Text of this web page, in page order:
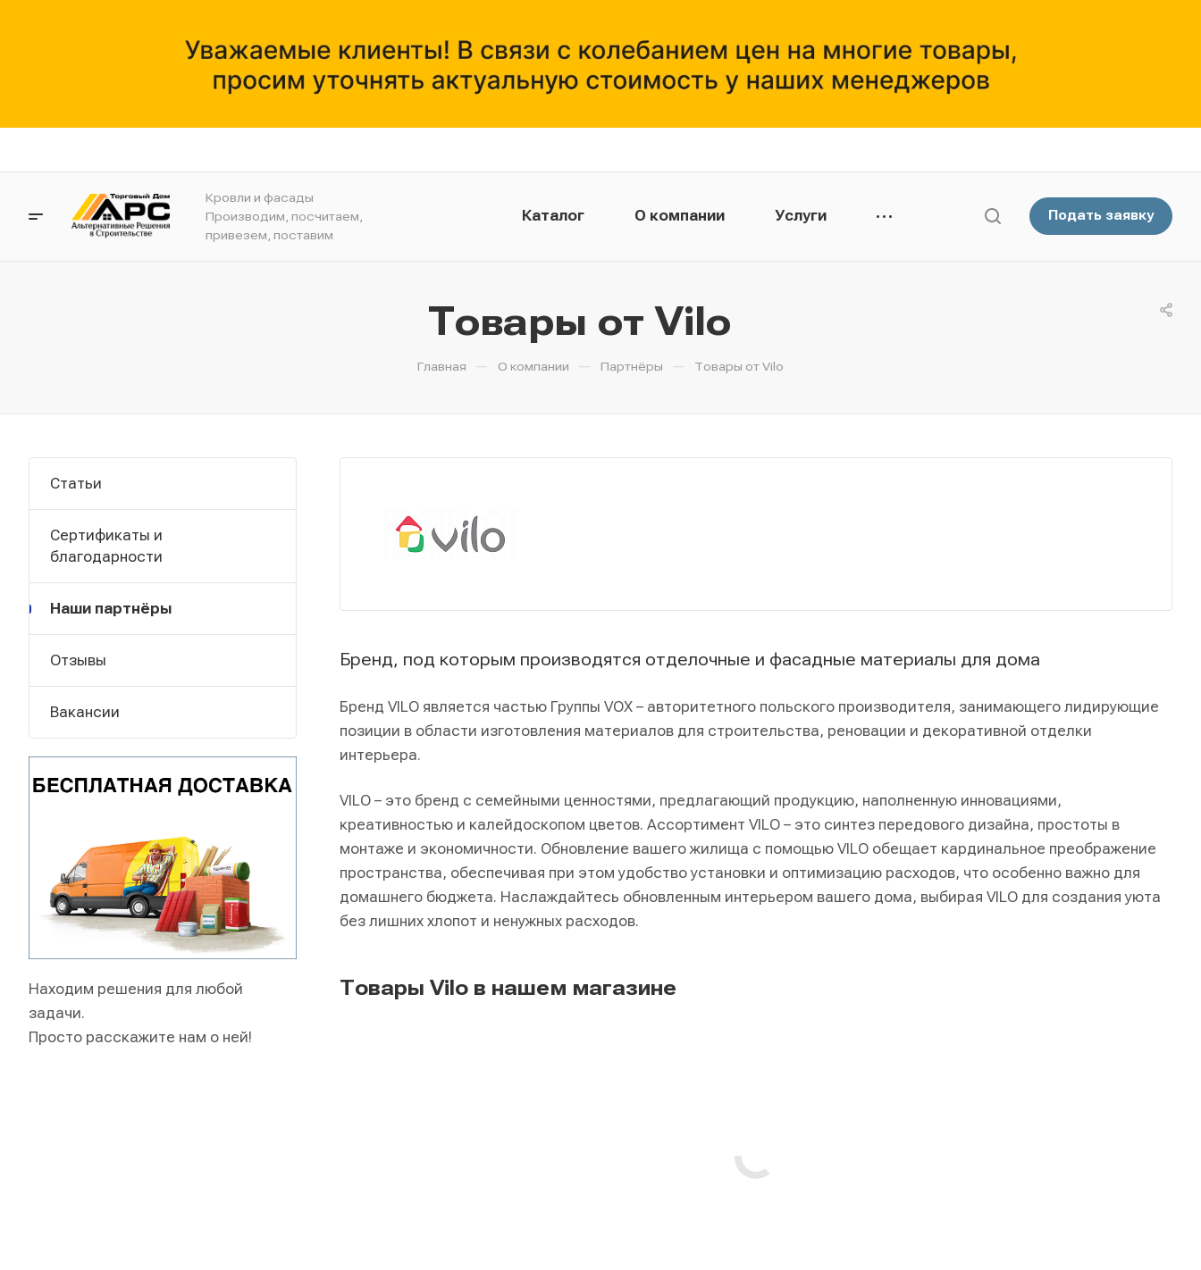
Кровли и фасады
Производим, посчитаем,
привезем, поставим
Каталог О компании Услуги Подать заявку
Товары от Vilo
Главная — О компании — Партнёры — Товары от Vilo
Бренд, под которым производятся отделочные и фасадные материалы для дома
Бренд VILO является частью Группы VOX – авторитетного польского производителя, занимающего лидирующие
позиции в области изготовления материалов для строительства, реновации и декоративной отделки
интерьера.
VILO – это бренд с семейными ценностями, предлагающий продукцию, наполненную инновациями,
креативностью и калейдоскопом цветов. Ассортимент VILO – это синтез передового дизайна, простоты в
монтаже и экономичности. Обновление вашего жилища с помощью VILO обещает кардинальное преображение
пространства, обеспечивая при этом удобство установки и оптимизацию расходов, что особенно важно для
домашнего бюджета. Наслаждайтесь обновленным интерьером вашего дома, выбирая VILO для создания уюта
без лишних хлопот и ненужных расходов.
Товары Vilo в нашем магазине
Статьи
Сертификаты и
благодарности
Наши партнёры
Отзывы
Вакансии
Находим решения для любой
задачи.
Просто расскажите нам о ней!